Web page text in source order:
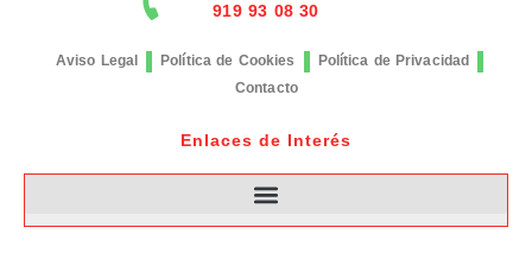
919 93 08 30
Aviso Legal Política de Cookies
Política de Privacidad
Contacto
Enlaces de Interés